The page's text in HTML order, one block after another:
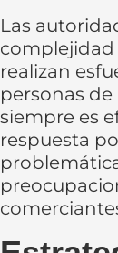
Las
complejidad
realizan
personas de
siempre es
respuesta